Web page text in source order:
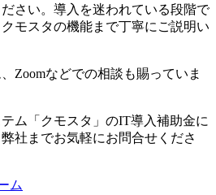
さい。導入を迷われている段階で
モスタの機能まで丁寧にご説明い
Zoomなどでの相談も賜っていま
ム「クモスタ」のIT導入補助金に
社までお気軽にお問合せくださ
ム